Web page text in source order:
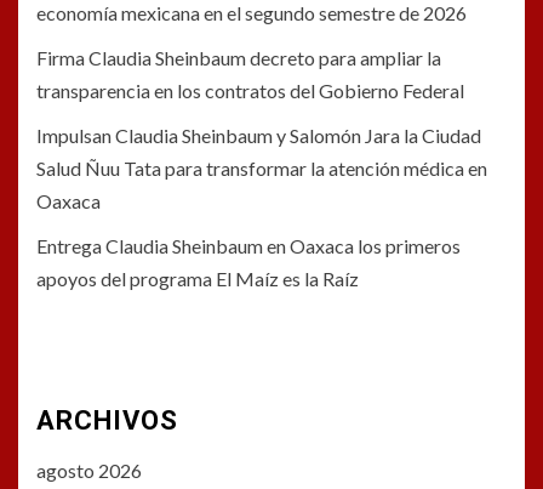
economía mexicana en el segundo semestre de 2026
Firma Claudia Sheinbaum decreto para ampliar la
transparencia en los contratos del Gobierno Federal
Impulsan Claudia Sheinbaum y Salomón Jara la Ciudad
Salud Ñuu Tata para transformar la atención médica en
Oaxaca
Entrega Claudia Sheinbaum en Oaxaca los primeros
apoyos del programa El Maíz es la Raíz
ARCHIVOS
agosto 2026